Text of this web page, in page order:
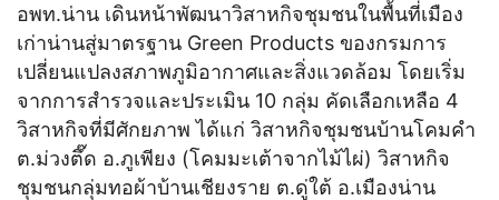
อพท.น่าน เดินหน้าพัฒนาวิสาหกิจชุมชนในพื้นที่เมือง
เก่าน่านสู่มาตรฐาน Green Products ของกรมการ
เปลี่ยนแปลงสภาพภูมิอากาศและสิ่งแวดล้อม โดยเริ่ม
จากการสำรวจและประเมิน 10 กลุ่ม คัดเลือกเหลือ 4
วิสาหกิจที่มีศักยภาพ ได้แก่ วิสาหกิจชุมชนบ้านโคมคำ
ต.ม่วงตึ๊ด อ.ภูเพียง (โคมมะเต้าจากไม้ไผ่) วิสาหกิจ
ชุมชนกลุ่มทอผ้าบ้านเชียงราย ต.ดู่ใต้ อ.เมืองน่าน